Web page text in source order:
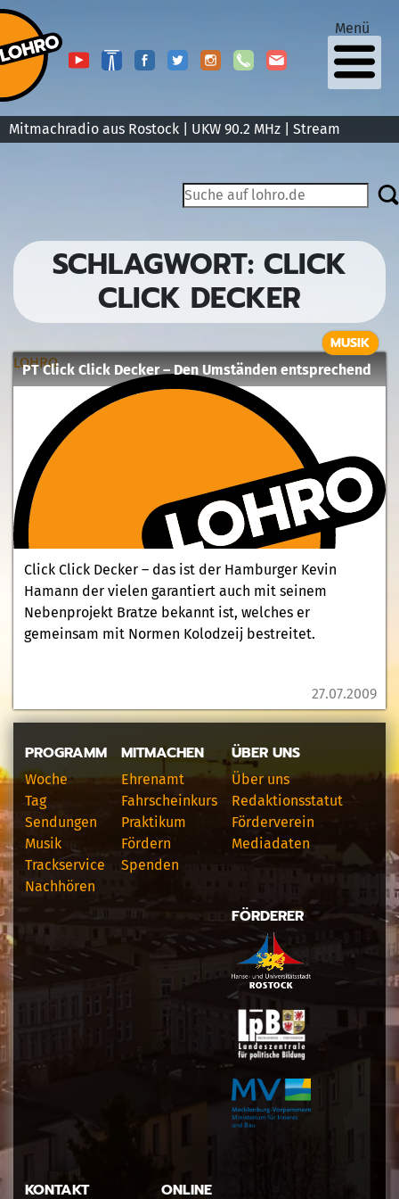
Mitmachradio aus Rostock | UKW 90.2 MHz | Stream
Menü
SCHLAGWORT: CLICK
CLICK DECKER
LOHRO
PT Click Click Decker – Den Umständen entsprechend
MUSIK
Click Click Decker – das ist der Hamburger Kevin
Hamann der vielen garantiert auch mit seinem
Nebenprojekt Bratze bekannt ist, welches er
gemeinsam mit Normen Kolodzeij bestreitet.
27.07.2009
PROGRAMM
Woche
Tag
Sendungen
Musik
Trackservice
Nachhören
MITMACHEN
Ehrenamt
Fahrscheinkurs
Praktikum
Fördern
Spenden
ÜBER UNS
Über uns
Redaktionsstatut
Förderverein
Mediadaten
FÖRDERER
KONTAKT ONLINE